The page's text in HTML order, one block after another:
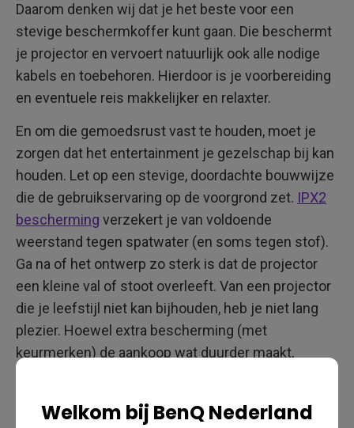
Welkom bij BenQ Nederland
Daarom denken wij dat je het beste voor een
stevige beschermkoffer kunt gaan. Die beschermt
je projector en vervoert natuurlijk ook alle nodige
kabels en toebehoren. Hierdoor is je voorbereiding
en eventuele reis makkelijker en relaxter.
En om die gemoedsrust vast te houden, moet je
zorgen dat het entertainment je gezelschap bij kan
houden. Let op een stevige, doordachte bouwwijze
die de gebruikservaring op de voorgrond zet. IPX2
bescherming verzekert je van voldoende
weerstand tegen spatwater (en soms tegen stof).
Ga na of het ontwerp zo sterk is dat de projector
een kleine val of stoot overleeft. Van een projector
die je leefstijl niet kan bijhouden, heb je niet lang
plezier. Hoewel extra bescherming (met
keurmerken) de aankoop wat duurder maakt,
plezier beleeft aan je projector.